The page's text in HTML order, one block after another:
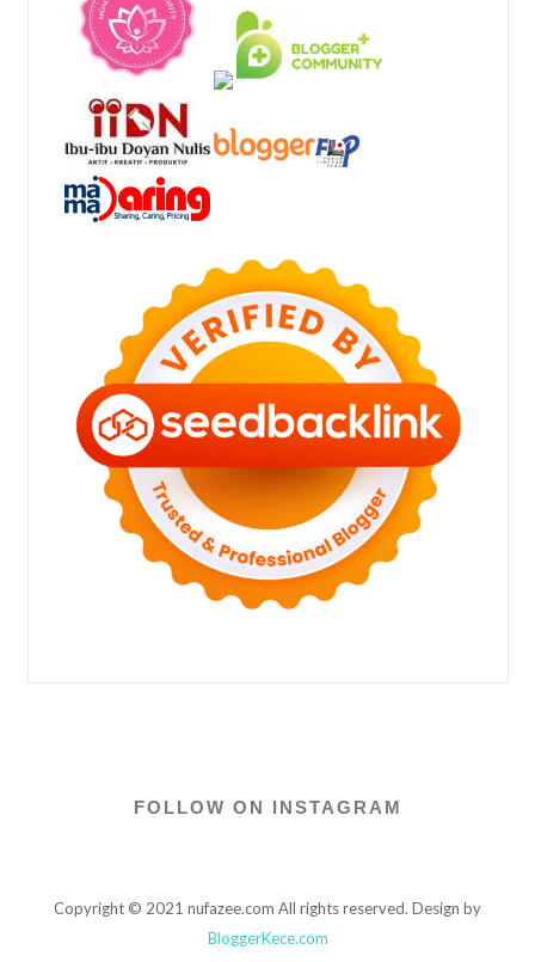
FOLLOW ON INSTAGRAM
Copyright © 2021 nufazee.com All rights reserved. Design by
BloggerKece.com